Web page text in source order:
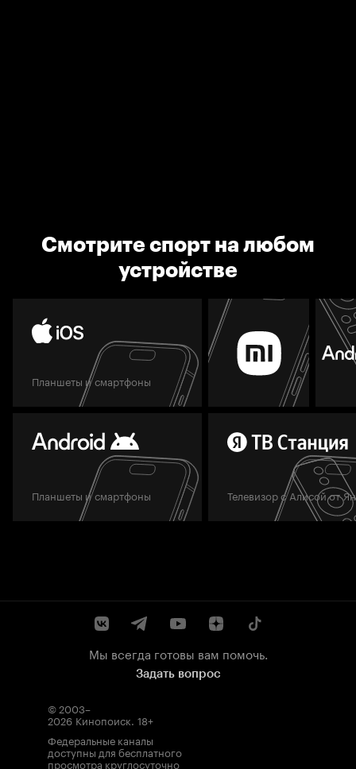
Смотрите спорт на любом
устройстве
Планшеты и смартфоны
Планшеты и смартфоны Телевизор с Алисой от
Мы всегда готовы вам помочь.
Задать вопрос
© 2003–
2026 Кинопоиск. 18+
Федеральные каналы
доступны для бесплатного
просмотра круглосуточно